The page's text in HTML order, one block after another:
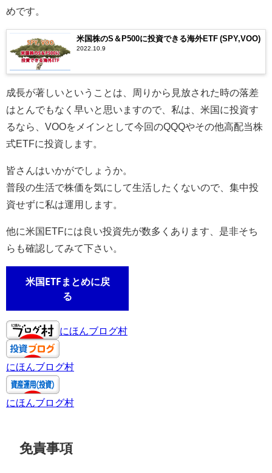
めです。
米国株のS＆P500に投資できる海外ETF (SPY,VOO)
2022.10.9
成長が著しいということは、周りから見放された時の落差
はとんでもなく早いと思いますので、私は、米国に投資す
るなら、VOOをメインとして今回のQQQやその他高配当株
式ETFに投資します。
皆さんはいかがでしょうか。
普段の生活で株価を気にして生活したくないので、集中投
資せずに私は運用します。
他に米国ETFには良い投資先が数多くあります、是非そち
らも確認してみて下さい。
米国ETFまとめに戻
る
にほんブログ村
にほんブログ村
にほんブログ村
免責事項